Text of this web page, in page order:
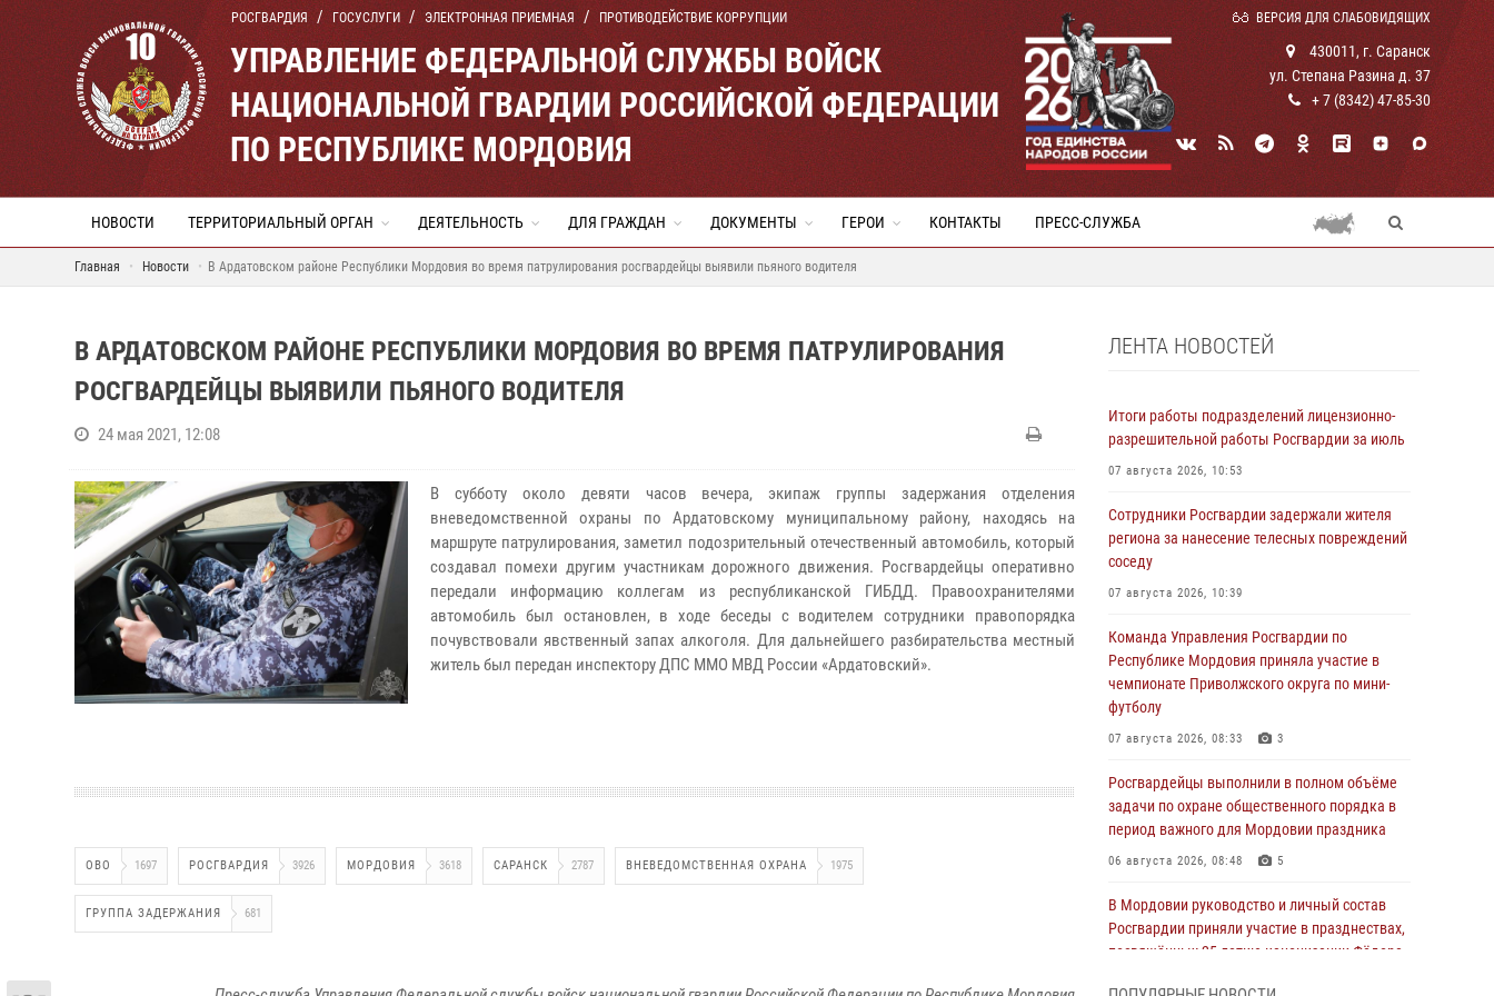
РОСГВАРДИЯ ГОСУСЛУГИ ЭЛЕКТРОННАЯ ПРИЕМНАЯ ПРОТИВОДЕЙСТВИЕ КОРРУПЦИИ ВЕРСИЯ ДЛЯ СЛАБОВИДЯЩИХ
УПРАВЛЕНИЕ ФЕДЕРАЛЬНОЙ СЛУЖБЫ ВОЙСК
НАЦИОНАЛЬНОЙ ГВАРДИИ РОССИЙСКОЙ ФЕДЕРАЦИИ
ПО РЕСПУБЛИКЕ МОРДОВИЯ
430011, г. Саранск
ул. Степана Разина д. 37
+ 7 (8342) 47-85-30
НОВОСТИ ТЕРРИТОРИАЛЬНЫЙ ОРГАН ДЕЯТЕЛЬНОСТЬ ДЛЯ ГРАЖДАН ДОКУМЕНТЫ ГЕРОИ КОНТАКТЫ ПРЕСС-СЛУЖБА
Главная Новости В Ардатовском районе Республики Мордовия во время патрулирования росгвардейцы выявили пьяного водителя
В АРДАТОВСКОМ РАЙОНЕ РЕСПУБЛИКИ МОРДОВИЯ ВО ВРЕМЯ ПАТРУЛИРОВАНИЯ
РОСГВАРДЕЙЦЫ ВЫЯВИЛИ ПЬЯНОГО ВОДИТЕЛЯ
24 мая 2021, 12:08
В субботу около девяти часов вечера, экипаж группы задержания отделения
вневедомственной охраны по Ардатовскому муниципальному району, находясь на
маршруте патрулирования, заметил подозрительный отечественный автомобиль, который
создавал помехи другим участникам дорожного движения. Росгвардейцы оперативно
передали информацию коллегам из республиканской ГИБДД. Правоохранителями
автомобиль был остановлен, в ходе беседы с водителем сотрудники правопорядка
почувствовали явственный запах алкоголя. Для дальнейшего разбирательства местный
житель был передан инспектору ДПС ММО МВД России «Ардатовский».
ОВО 1697 РОСГВАРДИЯ 3926 МОРДОВИЯ 3618 САРАНСК 2787 ВНЕВЕДОМСТВЕННАЯ ОХРАНА 1975
ГРУППА ЗАДЕРЖАНИЯ 681
ЛЕНТА НОВОСТЕЙ
Итоги работы подразделений лицензионно-
разрешительной работы Росгвардии за июль
07 августа 2026, 10:53
Сотрудники Росгвардии задержали жителя
региона за нанесение телесных повреждений
соседу
07 августа 2026, 10:39
Команда Управления Росгвардии по
Республике Мордовия приняла участие в
чемпионате Приволжского округа по мини-
футболу
07 августа 2026, 08:33 3
Росгвардейцы выполнили в полном объёме
задачи по охране общественного порядка в
период важного для Мордовии праздника
06 августа 2026, 08:48 5
В Мордовии руководство и личный состав
Росгвардии приняли участие в празднествах,
посвящённых 25-летию канонизации Фёдора